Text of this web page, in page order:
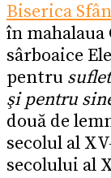
Biserica
în
sârboaice
pentru
şi pentru
două de
secolul al
secolului al